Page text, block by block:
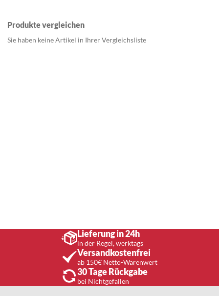
Produkte vergleichen
Sie haben keine Artikel in Ihrer Vergleichsliste
Lieferung in 24h
in der Regel, werktags
Versandkostenfrei
ab 150€ Netto-Warenwert
30 Tage Rückgabe
bei Nichtgefallen